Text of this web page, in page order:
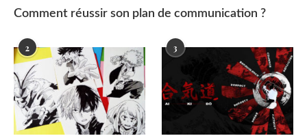
Comment réussir son plan de communication ?
2 3